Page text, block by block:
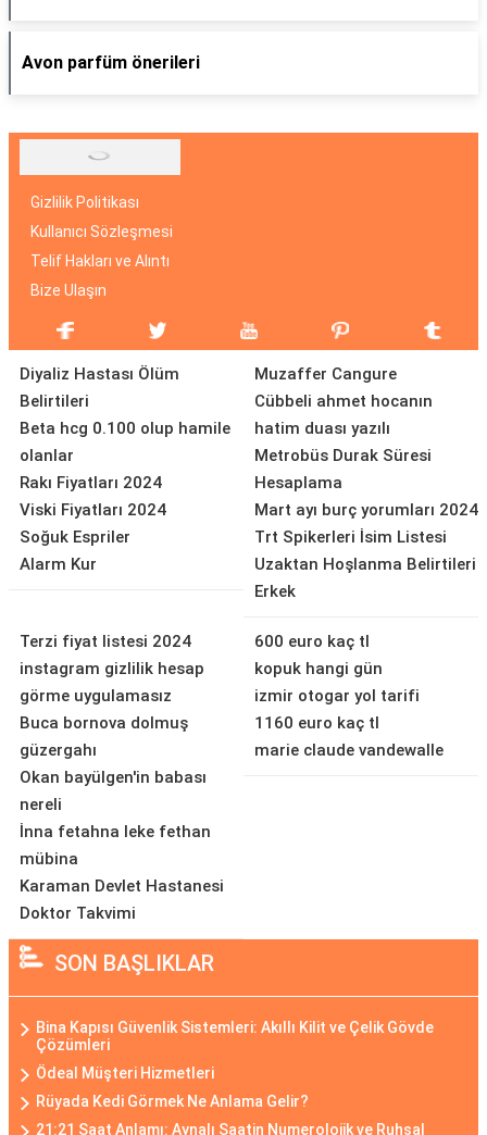
Avon parfüm önerileri
Gizlilik Politikası
Kullanıcı Sözleşmesi
Telif Hakları ve Alıntı
Bize Ulaşın
Diyaliz Hastası Ölüm
Belirtileri
Beta hcg 0.100 olup hamile
olanlar
Rakı Fiyatları 2024
Viski Fiyatları 2024
Soğuk Espriler
Alarm Kur
Muzaffer Cangure
Cübbeli ahmet hocanın
hatim duası yazılı
Metrobüs Durak Süresi
Hesaplama
Mart ayı burç yorumları 2024
Trt Spikerleri İsim Listesi
Uzaktan Hoşlanma Belirtileri
Erkek
Terzi fiyat listesi 2024
instagram gizlilik hesap
görme uygulamasız
Buca bornova dolmuş
güzergahı
Okan bayülgen'in babası
nereli
İnna fetahna leke fethan
mübina
Karaman Devlet Hastanesi
Doktor Takvimi
600 euro kaç tl
kopuk hangi gün
izmir otogar yol tarifi
1160 euro kaç tl
marie claude vandewalle
SON BAŞLIKLAR
Bina Kapısı Güvenlik Sistemleri: Akıllı Kilit ve Çelik Gövde
Çözümleri
Ödeal Müşteri Hizmetleri
Rüyada Kedi Görmek Ne Anlama Gelir?
21:21 Saat Anlamı: Aynalı Saatin Numerolojik ve Ruhsal